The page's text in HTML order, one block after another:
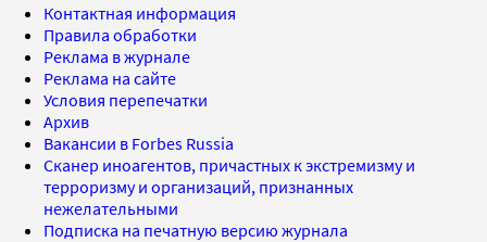
Контактная информация
Правила обработки
Реклама в журнале
Реклама на сайте
Условия перепечатки
Архив
Вакансии в Forbes Russia
Сканер иноагентов, причастных к экстремизму и
терроризму и организаций, признанных
нежелательными
Подписка на печатную версию журнала